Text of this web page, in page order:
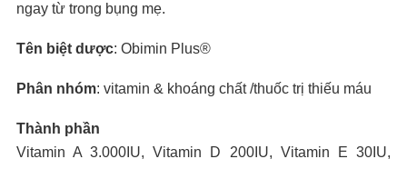
ngay từ trong bụng mẹ.
Tên biệt dược: Obimin Plus®
Phân nhóm: vitamin & khoáng chất /thuốc trị thiếu máu
Thành phần
Vitamin A 3.000IU, Vitamin D 200IU, Vitamin E 30IU,